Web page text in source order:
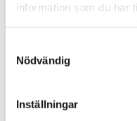
information som du har
Nödvändig
Inställningar
Hur väljer du rätt
Golvmatta i
bara utseende. Rätt